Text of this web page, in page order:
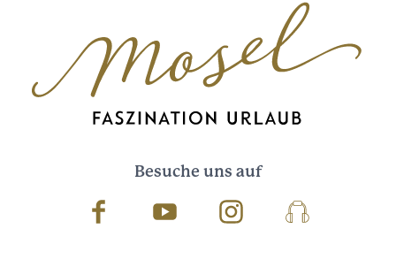
Besuche uns auf
Facebook Youtube InstagramPodcast